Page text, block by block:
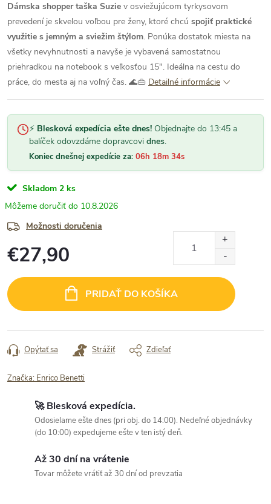
Dámska shopper taška Suzie v osviežujúcom tyrkysovom
prevedení je skvelou voľbou pre ženy, ktoré chcú spojiť praktické
využitie s jemným a sviežim štýlom. Ponúka dostatok miesta na
všetky nevyhnutnosti a navyše je vybavená samostatnou
priehradkou na notebook s veľkosťou 15". Ideálna na cestu do
práce, do mesta aj na voľný čas. 🌊👜 Detailné informácie
⚡ Blesková expedícia ešte dnes! Objednajte do 13:45 a
balíček odovzdáme dopravcovi dnes.
Koniec dnešnej expedície za: 06h 18m 33s
Skladom 2 ks
10.8.2026
Možnosti doručenia
€27,90
cena:
PRIDAŤ DO KOŠÍKA
Opýtať sa Strážiť Zdieľať
Značka: Enrico Benetti
🚀 Blesková expedícia.
Odosielame ešte dnes (pri obj. do 14:00). Nedeľné objednávky
(do 10:00) expedujeme ešte v ten istý deň.
Až 30 dní na vrátenie
Tovar môžete vrátiť až 30 dní od prevzatia